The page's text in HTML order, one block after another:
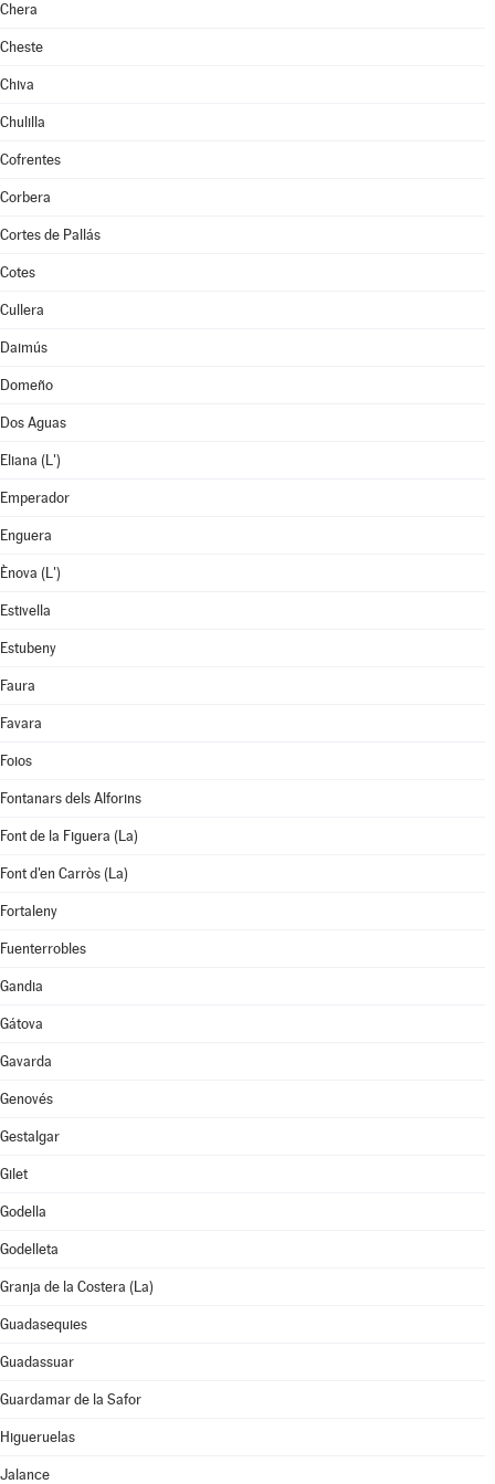
Chera
Cheste
Chiva
Chulilla
Cofrentes
Corbera
Cortes de Pallás
Cotes
Cullera
Daimús
Domeño
Dos Aguas
Eliana (L')
Emperador
Enguera
Ènova (L')
Estivella
Estubeny
Faura
Favara
Foios
Fontanars dels Alforins
Font de la Figuera (La)
Font d'en Carròs (La)
Fortaleny
Fuenterrobles
Gandia
Gátova
Gavarda
Genovés
Gestalgar
Gilet
Godella
Godelleta
Granja de la Costera (La)
Guadasequies
Guadassuar
Guardamar de la Safor
Higueruelas
Jalance